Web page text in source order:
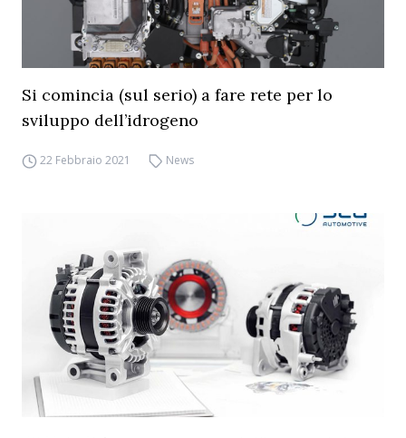
Si comincia (sul serio) a fare rete per lo
sviluppo dell’idrogeno
22 Febbraio 2021 News